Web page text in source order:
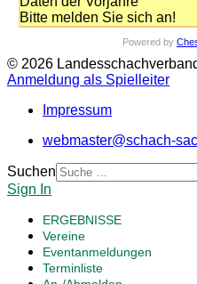
Bitte melden Sie sich an!
Powered by
© 2026
Anmeldung als Spielleiter
Impressum
webmaster@schach-
Suchen
Sign In
ERGEBNISSE
Vereine
Eventanmeldungen
Terminliste